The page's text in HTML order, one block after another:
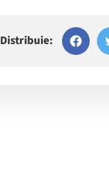
Distribuie: